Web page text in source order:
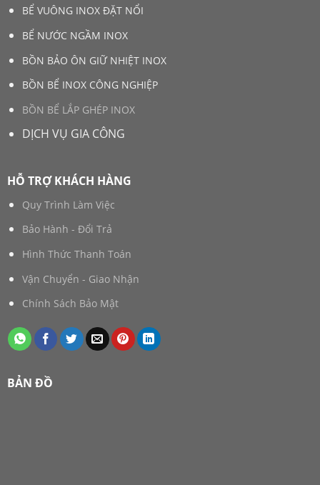
BỂ VUÔNG INOX ĐẶT NỔI
BỂ NƯỚC NGẦM INOX
BỒN BẢO ÔN GIỮ NHIỆT INOX
BỒN BỂ INOX CÔNG NGHIỆP
BỒN BỂ LẮP GHÉP INOX
DỊCH VỤ GIA CÔNG
HỖ TRỢ KHÁCH HÀNG
Quy Trình Làm Việc
Bảo Hành - Đổi Trả
Hình Thức Thanh Toán
Vận Chuyển - Giao Nhận
Chính Sách Bảo Mật
BẢN ĐỒ